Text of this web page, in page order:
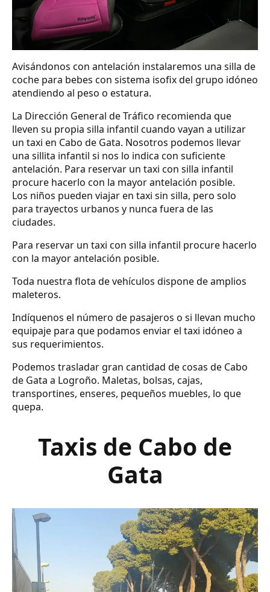
Avisándonos con antelación instalaremos una silla de
coche para bebes con sistema isofix del grupo idóneo
atendiendo al peso o estatura.
La Dirección General de Tráfico recomienda que
lleven su propia silla infantil cuando vayan a utilizar
un taxi en Cabo de Gata. Nosotros podemos llevar
una sillita infantil si nos lo indica con suficiente
antelación. Para reservar un taxi con silla infantil
procure hacerlo con la mayor antelación posible.
Los niños pueden viajar en taxi sin silla, pero solo
para trayectos urbanos y nunca fuera de las
ciudades.
Para reservar un taxi con silla infantil procure hacerlo
con la mayor antelación posible.
Toda nuestra flota de vehículos dispone de amplios
maleteros.
Indíquenos el número de pasajeros o si llevan mucho
equipaje para que podamos enviar el taxi idóneo a
sus requerimientos.
Podemos trasladar gran cantidad de cosas de Cabo
de Gata a Logroño. Maletas, bolsas, cajas,
transportines, enseres, pequeños muebles, lo que
quepa.
Taxis de Cabo de
Gata